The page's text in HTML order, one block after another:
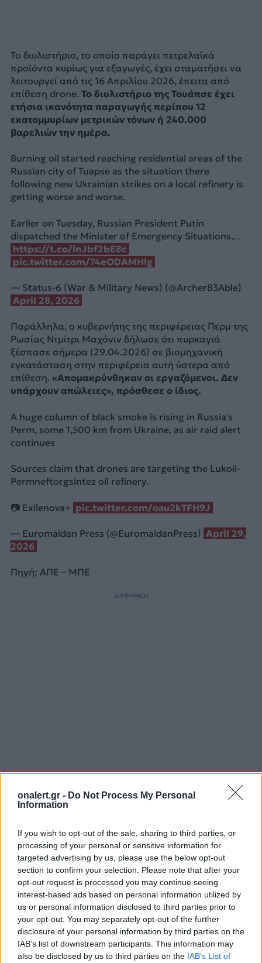
onalert.gr - Do Not Process My Personal
Information
If you wish to opt-out of the sale, sharing to third parties, or
processing of your personal or sensitive information for
targeted advertising by us, please use the below opt-out
section to confirm your selection. Please note that after your
opt-out request is processed you may continue seeing
interest-based ads based on personal information utilized by
us or personal information disclosed to third parties prior to
your opt-out. You may separately opt-out of the further
disclosure of your personal information by third parties on the
IAB’s list of downstream participants. This information may
also be disclosed by us to third parties on the IAB’s List of
Διάβασε επίσης
Το διυλιστήριο, το οποίο παράγει πετρελαϊκά
προϊόντα κυρίως για εξαγωγές, έχει σταματήσει να
λειτουργεί από τις 16 Απριλίου 2026, έπειτα από
επίθεση drone. Το διυλιστήριο της Τουάπσε έχει
ετήσια ικανότητα παραγωγής περίπου 12
εκατομμυρίων μετρικών τόνων ή 240.000
βαρελιών την ημέρα.
Burning oil started reaching residential areas of the
Russian city of Tuapse as the situation there
following new Ukrainian strikes on a local refinery is
getting worse and worse.
Earlier on Tuesday, Russian President Putin
dispatched the Minister of Emergency Situations,…
https://t.co/lnJbf2bE8c
pic.twitter.com/74eODAMHlg
— Status-6 (War & Military News) (@Archer83Able)
April 28, 2026
Παράλληλα, ο κυβερνήτης της περιφέρειας Περμ της
Ρωσίας Ντμίτρι Μαχόνιν δήλωσε ότι πυρκαγιά
ξέσπασε σήμερα (29.04.2026) σε βιομηχανική
εγκατάσταση στην περιφέρεια αυτή ύστερα από
επίθεση. «Απομακρύνθηκαν οι εργαζόμενοι. Δεν
υπάρχουν απώλειες», πρόσθεσε ο ίδιος.
A huge column of black smoke is rising in Russia’s
Perm, some 1,500 km from Ukraine, as air raid alert
continues
Sources claim that drones are targeting the Lukoil-
Permneftorgsintez oil refinery.
📷 Exilenova+ pic.twitter.com/oau2kTFH9J
— Euromaidan Press (@EuromaidanPress) April 29,
2026
Πηγή: ΑΠΕ – ΜΠΕ
ΔΙΑΦΗΜΙΣΗ
Ακολουθήστε το onalert.gr στοGoogle
News και μάθετε πρώτοι όλες τις ειδήσεις
για την άμυνα.
DRONES ΟΥΚΡΑΝΙΑ ΡΩΣΙΑ ΦΩΤΙΑ